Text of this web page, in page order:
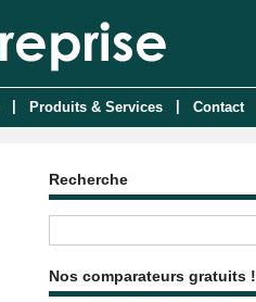
Produits & Services Contact
Recherche
Nos comparateurs gratuits !